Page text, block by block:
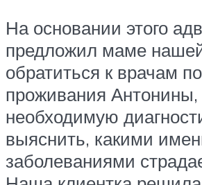
На основании этого
предложил маме
обратиться к врачам
проживания Антонины,
необходимую
выяснить, какими
заболеваниями